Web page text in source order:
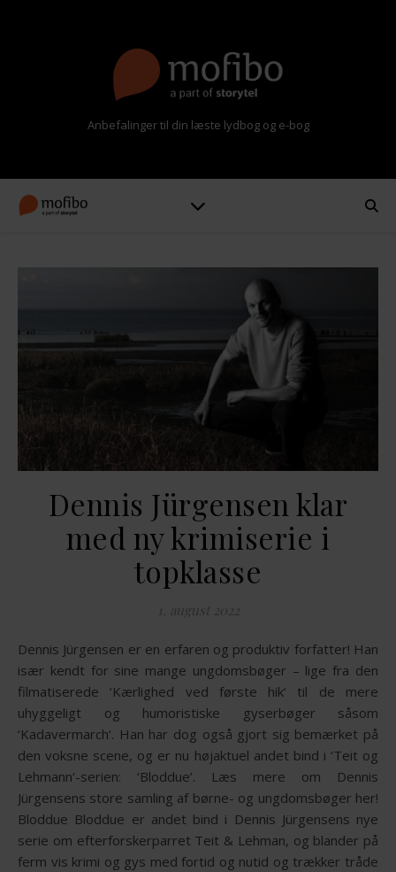
Anbefalinger til din læste lydbog og e-bog
Dennis Jürgensen klar
med ny krimiserie i
topklasse
1. august 2022
Dennis Jürgensen er en erfaren og produktiv forfatter! Han
især kendt for sine mange ungdomsbøger – lige fra den
filmatiserede ‘Kærlighed ved første hik‘ til de mere
uhyggeligt og humoristiske gyserbøger såsom
‘Kadavermarch‘. Han har dog også gjort sig bemærket på
den voksne scene, og er nu højaktuel andet bind i ‘Teit og
Lehmann‘-serien: ‘Bloddue’. Læs mere om Dennis
Jürgensens store samling af børne- og ungdomsbøger her!
Bloddue Bloddue er andet bind i Dennis Jürgensens nye
serie om efterforskerparret Teit & Lehman, og blander på
ferm vis krimi og gys med fortid og nutid og trækker tråde